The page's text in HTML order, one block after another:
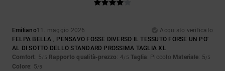
Emiliano11. maggio 2026
Acquisto verificato
FELPA BELLA , PENSAVO FOSSE DIVERSO IL TESSUTO FORSE UN PO'
AL DI SOTTO DELLO STANDARD PROSSIMA TAGLIA XL
Comfort: 5/5 Rapporto qualità-prezzo : 4/5 Taglia: Piccolo Materiale: 5/5
Colore: 5/5